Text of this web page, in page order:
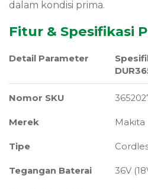
dalam kondisi prima.
Fitur & Spesifikasi
Detail Parameter
Nomor SKU
Merek Makita
Tipe
Tegangan Baterai 36V